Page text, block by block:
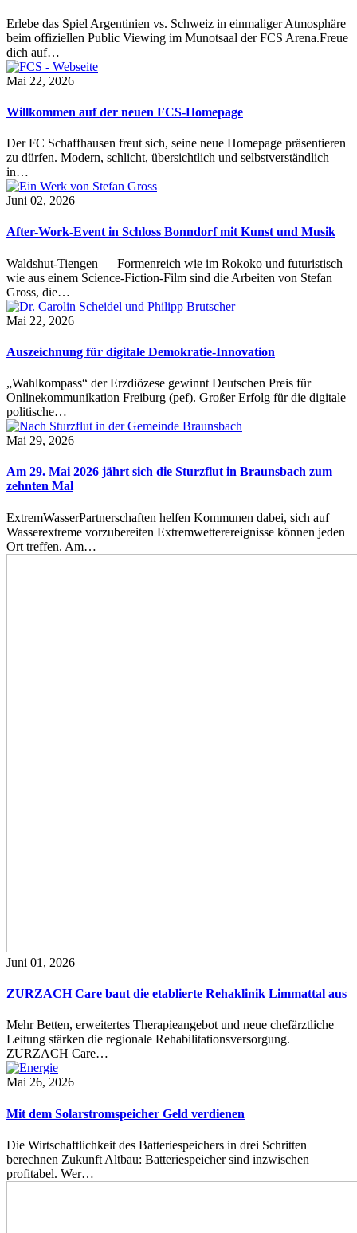
Erlebe das Spiel Argentinien vs. Schweiz in einmaliger Atmosphäre
beim offiziellen Public Viewing im Munotsaal der FCS Arena.Freue
dich auf…
Mai 22, 2026
Willkommen auf der neuen FCS-Homepage
Der FC Schaffhausen freut sich, seine neue Homepage präsentieren
zu dürfen. Modern, schlicht, übersichtlich und selbstverständlich
in…
Juni 02, 2026
After-Work-Event in Schloss Bonndorf mit Kunst und Musik
Waldshut-Tiengen — Formenreich wie im Rokoko und futuristisch
wie aus einem Science-Fiction-Film sind die Arbeiten von Stefan
Gross, die…
Mai 22, 2026
Auszeichnung für digitale Demokratie-Innovation
„Wahlkompass“ der Erzdiözese gewinnt Deutschen Preis für
Onlinekommunikation Freiburg (pef). Großer Erfolg für die digitale
politische…
Mai 29, 2026
Am 29. Mai 2026 jährt sich die Sturzflut in Braunsbach zum
zehnten Mal
ExtremWasserPartnerschaften helfen Kommunen dabei, sich auf
Wasserextreme vorzubereiten Extremwetterereignisse können jeden
Ort treffen. Am…
Juni 01, 2026
ZURZACH Care baut die etablierte Rehaklinik Limmattal aus
Mehr Betten, erweitertes Therapieangebot und neue chefärztliche
Leitung stärken die regionale Rehabilitationsversorgung.
ZURZACH Care…
Mai 26, 2026
Mit dem Solarstromspeicher Geld verdienen
Die Wirtschaftlichkeit des Batteriespeichers in drei Schritten
berechnen Zukunft Altbau: Batteriespeicher sind inzwischen
profitabel. Wer…